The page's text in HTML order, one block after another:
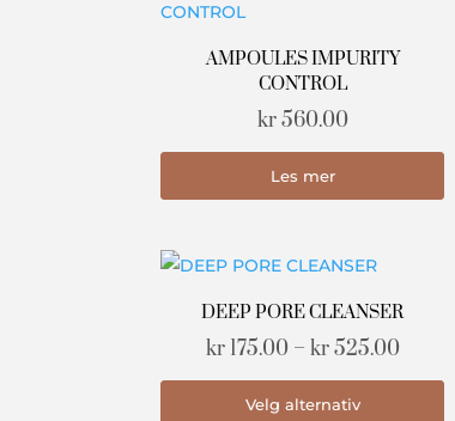
AMPOULES IMPURITY
CONTROL
kr560.00
Les mer
DEEP PORE CLEANSER
kr175.00 – kr525.00
kr
Velg alternativ